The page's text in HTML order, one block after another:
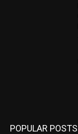
POPULAR POSTS